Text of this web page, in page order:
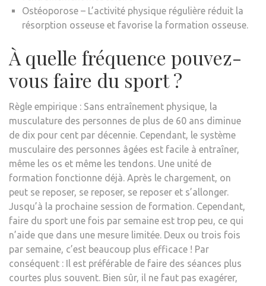
Ostéoporose – L’activité physique régulière réduit la
résorption osseuse et favorise la formation osseuse.
À quelle fréquence pouvez-
vous faire du sport ?
Règle empirique : Sans entraînement physique, la
musculature des personnes de plus de 60 ans diminue
de dix pour cent par décennie. Cependant, le système
musculaire des personnes âgées est facile à entraîner,
même les os et même les tendons. Une unité de
formation fonctionne déjà. Après le chargement, on
peut se reposer, se reposer, se reposer et s’allonger.
Jusqu’à la prochaine session de formation. Cependant,
faire du sport une fois par semaine est trop peu, ce qui
n’aide que dans une mesure limitée. Deux ou trois fois
par semaine, c’est beaucoup plus efficace ! Par
conséquent : Il est préférable de faire des séances plus
courtes plus souvent. Bien sûr, il ne faut pas exagérer,